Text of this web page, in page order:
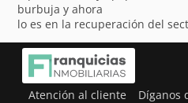
burbuja y ahora
lo es en la recuperación del
Atención al cliente Díganos